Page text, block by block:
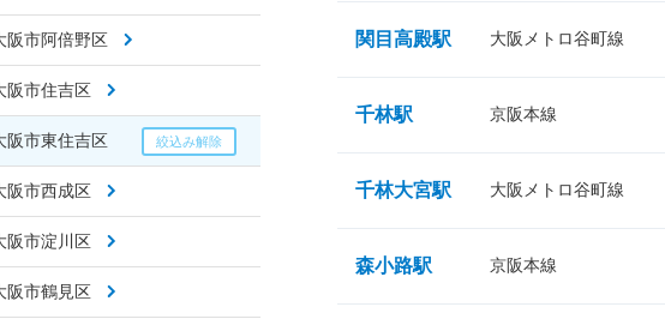
阪市阿倍野区
阪市住吉区
阪市東住吉区
阪市西成区
阪市淀川区
阪市鶴見区
関目高殿駅 大阪メトロ谷町線
千林駅 京阪本線
千林大宮駅 大阪メトロ谷町線
森小路駅 京阪本線